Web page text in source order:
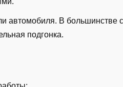
автомобиля. В большинстве
подгонка.